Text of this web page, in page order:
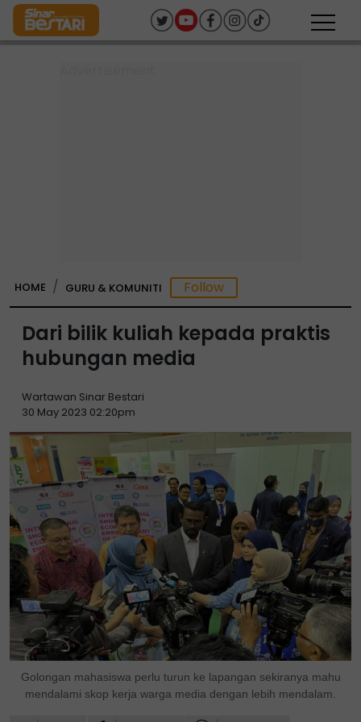
HOME GURU & KOMUNITI
Dari bilik kuliah kepada praktis
hubungan media
Wartawan Sinar Bestari
30 May 2023 02:20pm
Golongan mahasiswa perlu turun ke lapangan sekiranya mahu
mendalami skop kerja warga media dengan lebih mendalam.